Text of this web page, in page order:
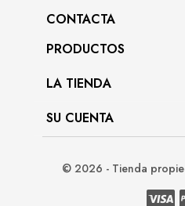
CONTACTA
PRODUCTOS
LA TIENDA
SU CUENTA
© 2026 - Tienda